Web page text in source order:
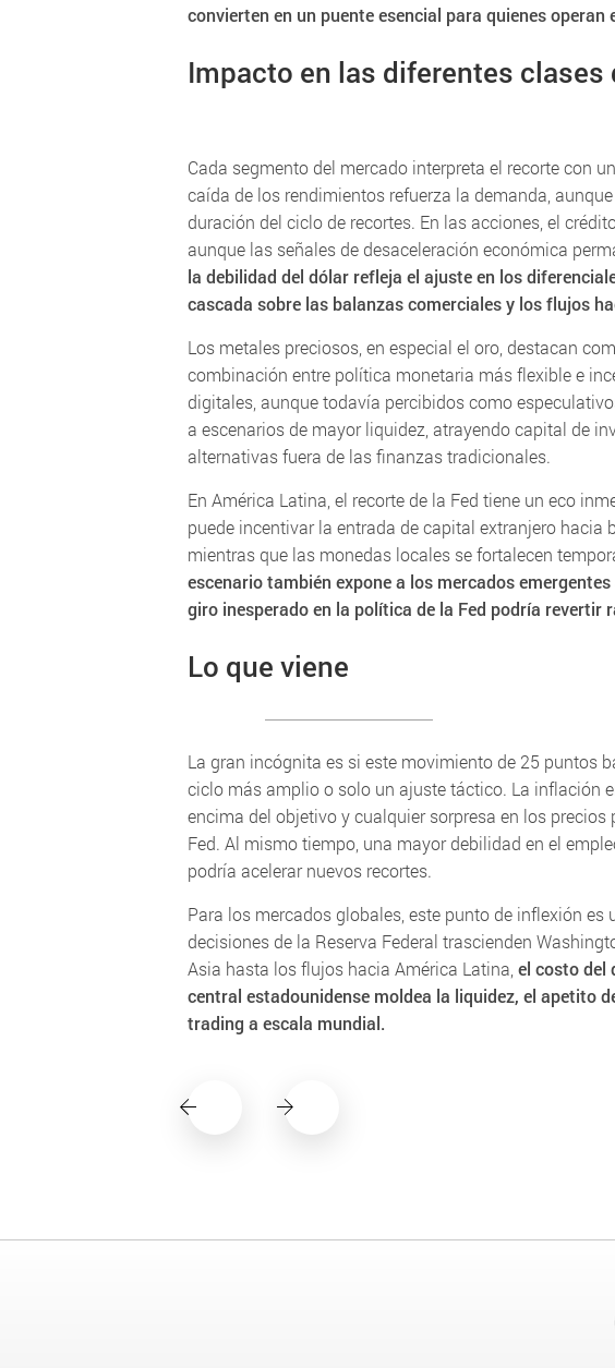
convierten en un puente esencial para quienes operan
Impacto en las diferentes clases
Cada segmento del mercado interpreta el recorte con
caída de los rendimientos refuerza la demanda,
duración del ciclo de recortes. En las acciones, el
aunque las señales de desaceleración económica
la debilidad del dólar refleja el ajuste en los
cascada sobre las balanzas comerciales y los flujos
Los metales preciosos, en especial el oro, destacan
combinación entre política monetaria más flexible e
digitales, aunque todavía percibidos como
a escenarios de mayor liquidez, atrayendo capital de
alternativas fuera de las finanzas tradicionales.
En América Latina, el recorte de la Fed tiene un eco
puede incentivar la entrada de capital extranjero hacia
mientras que las monedas locales se fortalecen
escenario también expone a los mercados
giro inesperado en la política de la Fed podría revertir
Lo que viene
La gran incógnita es si este movimiento de 25 puntos
ciclo más amplio o solo un ajuste táctico. La inflación
encima del objetivo y cualquier sorpresa en los
Fed. Al mismo tiempo, una mayor debilidad en el
podría acelerar nuevos recortes.
Para los mercados globales, este punto de inflexión es
decisiones de la Reserva Federal trascienden
Asia hasta los flujos hacia América Latina, el costo del
central estadounidense moldea la liquidez, el apetito
trading a escala mundial.